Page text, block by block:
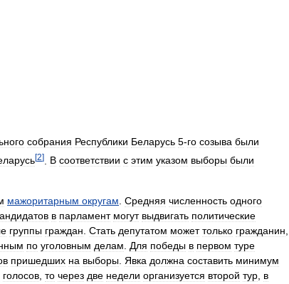
собрания Республики Беларусь 5-го созыва были
[2] В соответствии с этим указом выборы были
мажоритарным округам. Средняя численность одного
в парламент могут выдвигать политические
группы граждан. Стать депутатом может только гражданин,
по уголовным делам. Для победы в первом туре
пришедших на выборы. Явка должна составить минимум
голосов, то через две недели организуется второй тур, в